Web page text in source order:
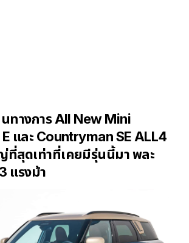
ทางการ All New Mini
และ Countryman SE ALL4
ที่สุดเท่าที่เคยมีรุ่นนี้มา พละ
แรงม้า